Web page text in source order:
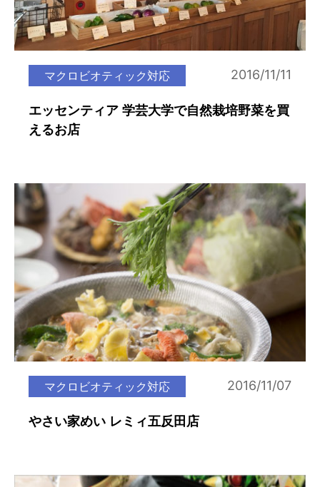
マクロビオティック対応 2016/11/11
エッセンティア 学芸大学で自然栽培野菜を買
えるお店
マクロビオティック対応 2016/11/07
やさい家めい レミィ五反田店